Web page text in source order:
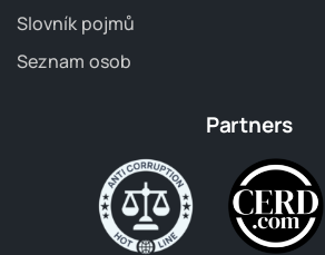
Slovník pojmů
Seznam osob
Partners